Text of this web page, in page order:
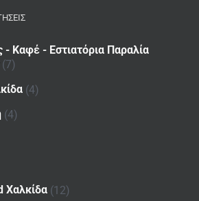
Καφέ - Εστιατόρια Παραλία
(7)
(4)
(4)
Χαλκίδα (12)